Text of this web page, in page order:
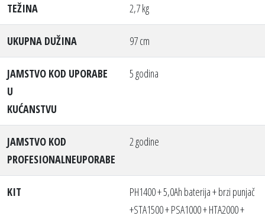
TEŽINA 2,7 kg
UKUPNA DUŽINA 97 cm
JAMSTVO KOD UPORABE
U
KUĆANSTVU
5 godina
JAMSTVO KOD
PROFESIONALNEUPORABE
2 godine
KIT
PH1400 + 5,0Ah baterija + brzi punjač
+STA1500 + PSA1000 + HTA2000 +